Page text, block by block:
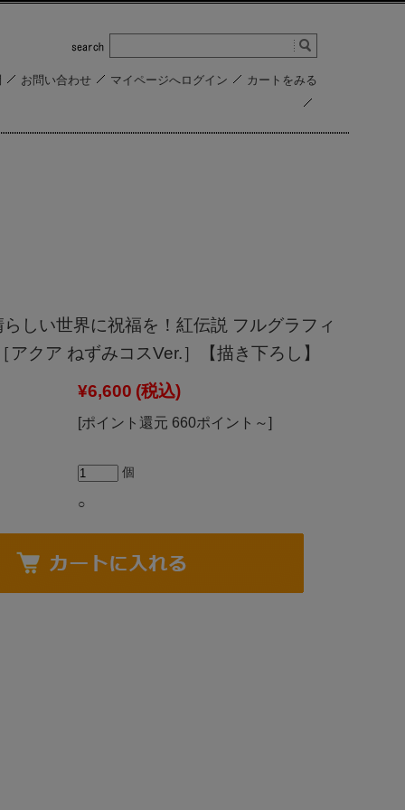
お問い合わせ マイページへログイン カートをみる
しい世界に祝福を！紅伝説 フルグラフィ
アクア ねずみコスVer.］【描き下ろし】
¥6,600 (税込)
[ポイント還元 660ポイント～]
個
○